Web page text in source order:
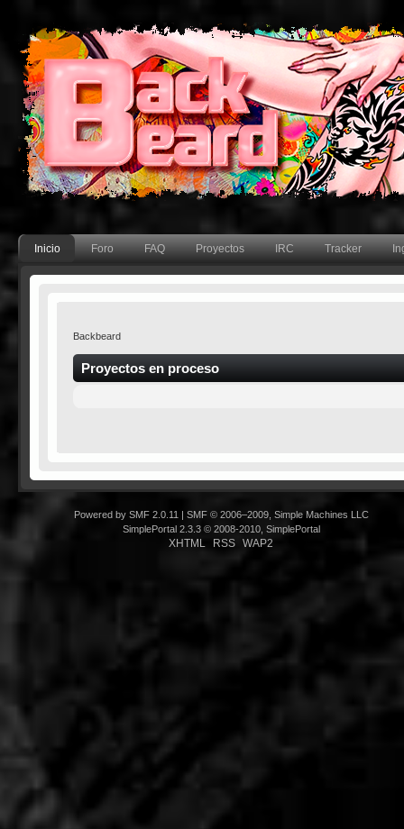
Inicio Foro FAQ Proyectos IRC Tracker
Backbeard
Proyectos en proceso
Powered by SMF 2.0.11
SMF © 2006–2009, Simple Machines LLC
SimplePortal 2.3.3 © 2008-2010, SimplePortal
XHTML RSS WAP2